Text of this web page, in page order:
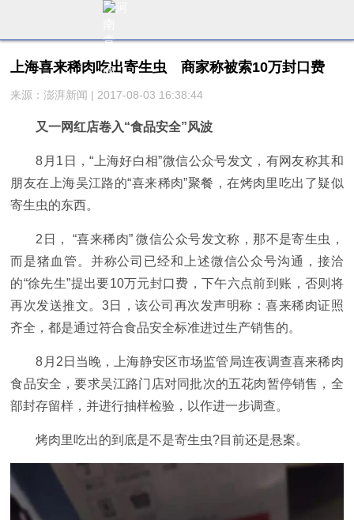
上海喜来稀肉吃出寄生虫 商家称被索10万封口费
来源：澎湃新闻 | 2017-08-03 16:38:44
又一网红店卷入“食品安全”风波
8月1日，“上海好白相”微信公众号发文，有网友称其和
朋友在上海吴江路的“喜来稀肉”聚餐，在烤肉里吃出了疑似
寄生虫的东西。
2日， “喜来稀肉” 微信公众号发文称，那不是寄生虫，
而是猪血管。并称公司已经和上述微信公众号沟通，接洽
的“徐先生”提出要10万元封口费，下午六点前到账，否则将
再次发送推文。3日，该公司再次发声明称：喜来稀肉证照
齐全，都是通过符合食品安全标准进过生产销售的。
8月2日当晚，上海静安区市场监管局连夜调查喜来稀肉
食品安全，要求吴江路门店对同批次的五花肉暂停销售，全
部封存留样，并进行抽样检验，以作进一步调查。
烤肉里吃出的到底是不是寄生虫?目前还是悬案。